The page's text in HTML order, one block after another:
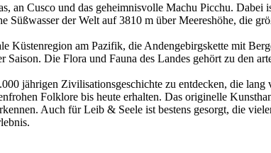
an Cusco und das geheimnisvolle Machu Picchu.
Süßwasser der Welt auf 3810 m über Meereshöhe, die
Küstenregion am Pazifik, die Andengebirgskette mit
Die Flora und Fauna des Landes gehört zu den
jährigen Zivilisationsgeschichte zu entdecken, die
Folklore bis heute erhalten. Das originelle
Auch für Leib & Seele ist bestens gesorgt, die